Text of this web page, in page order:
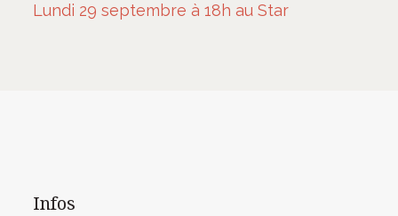
Lundi 29 septembre à 18h au Star
Infos